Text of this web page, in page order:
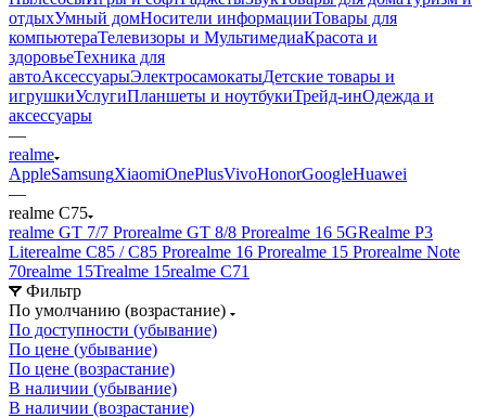
отдыхУмный домНосители информацииТовары для
компьютераТелевизоры и МультимедиаКрасота и
здоровьеТехника для
автоАксессуарыЭлектросамокатыДетские товары и
игрушкиУслугиПланшеты и ноутбукиТрейд-инОдежда и
аксессуары
—
realme
AppleSamsungXiaomiOnePlusVivoHonorGoogleHuawei
—
realme C75
realme GT 7/7 Prorealme GT 8/8 Prorealme 16 5GRealme P3
Literealme C85 / C85 Prorealme 16 Prorealme 15 Prorealme Note
70realme 15Trealme 15realme C71
Фильтр
По умолчанию (возрастание)
По доступности (убывание)
По цене (убывание)
По цене (возрастание)
В наличии (убывание)
В наличии (возрастание)